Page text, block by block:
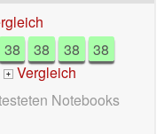
38 38 38
38
+
Vergleich
Notebooks